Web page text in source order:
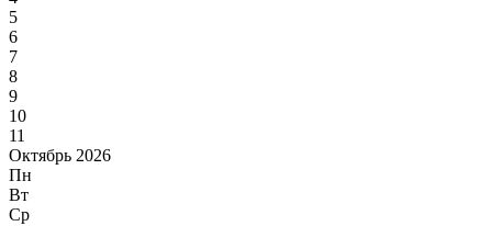
5
6
7
8
9
10
11
Октябрь 2026
Пн
Вт
Ср